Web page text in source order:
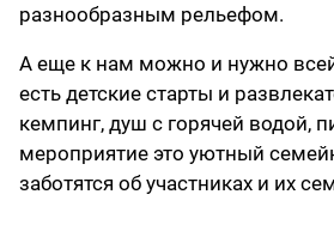
разнообразным рельефом.
А еще к нам можно и нужно
есть детские старты и
кемпинг, душ с горячей водой,
мероприятие это уютный
заботятся об участниках и их